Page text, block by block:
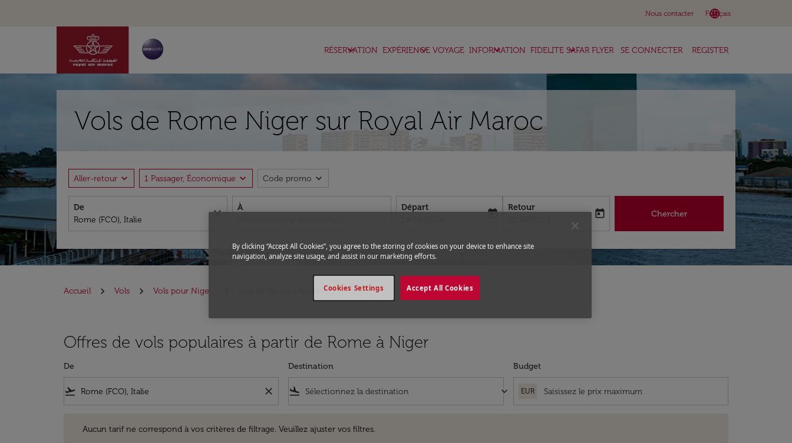
Nous contacter language
Français
keyboard_arrow_down
RÉSERVATION
keyboard_arrow_down EXPÉRIENCE VOYAGE
keyboard_arrow_down INFORMATION
keyboard_arrow_down FIDELITE SAFAR FLYER
keyboard_arrow_down SE CONNECTER REGISTER
Vols de Rome Niger sur Royal Air Maroc
Aller-retour expand_more 1 Passager, Économique expand_more Code promo expand_more
De
close
À
Départ
today
Retour
fc-booking-return-date-aria-label
today Chercher
Accueil Vols Vols pour Niger
Offres de vols populaires à partir de Rome à Niger
De
flight_takeoff close
Destination
flight_land keyboard_arrow_down
Budget
EUR
Aucun tarif ne correspond à vos critères de filtrage. Veuillez ajuster vos filtres.
By clicking “Accept All Cookies”, you agree to the storing of cookies on your device to enhance site
navigation, analyze site usage, and assist in our marketing efforts.
Accept All Cookies
Cookies Settings